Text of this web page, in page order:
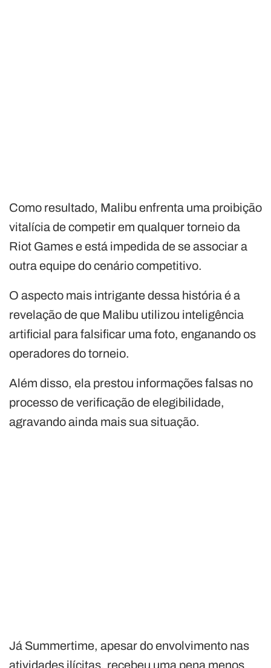
Como resultado, Malibu enfrenta uma proibição
vitalícia de competir em qualquer torneio da
Riot Games e está impedida de se associar a
outra equipe do cenário competitivo.
O aspecto mais intrigante dessa história é a
revelação de que Malibu utilizou inteligência
artificial para falsificar uma foto, enganando os
operadores do torneio.
Além disso, ela prestou informações falsas no
processo de verificação de elegibilidade,
agravando ainda mais sua situação.
Já Summertime, apesar do envolvimento nas
atividades ilícitas, recebeu uma pena menos